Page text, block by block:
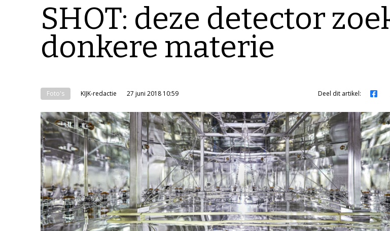
SHOT: deze detector
donkere materie
Foto's KIJK-redactie 27 juni 2018 10:59 Deel dit artikel: